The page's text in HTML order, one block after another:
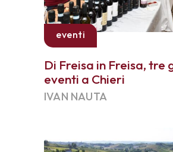
eventi
Di Freisa in Freisa, tre
eventi a Chieri
IVAN NAUTA